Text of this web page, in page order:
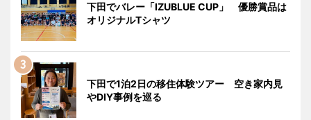
下田でバレー「IZUBLUE CUP」 優勝賞品は
オリジナルTシャツ
下田で1泊2日の移住体験ツアー 空き家内見
やDIY事例を巡る